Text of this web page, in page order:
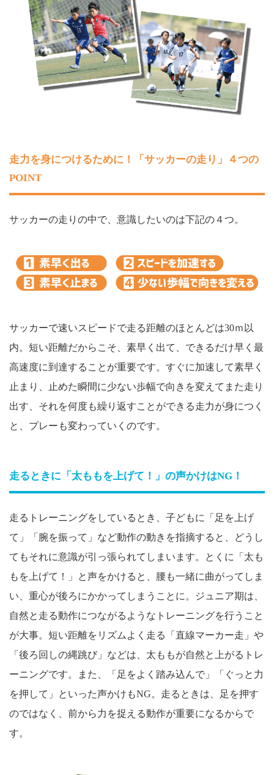
走力を身につけるために！「サッカーの走り」４つの
POINT
サッカーの走りの中で、意識したいのは下記の４つ。
サッカーで速いスピードで走る距離のほとんどは30ｍ以
内。短い距離だからこそ、素早く出て、できるだけ早く最
高速度に到達することが重要です。すぐに加速して素早く
止まり、止めた瞬間に少ない歩幅で向きを変えてまた走り
出す、それを何度も繰り返すことができる走力が身につく
と、プレーも変わっていくのです。
走るときに「太ももを上げて！」の声かけはNG！
走るトレーニングをしているとき、子どもに「足を上げ
て」「腕を振って」など動作の動きを指摘すると、どうし
てもそれに意識が引っ張られてしまいます。とくに「太も
もを上げて！」と声をかけると、腰も一緒に曲がってしま
い、重心が後ろにかかってしまうことに。ジュニア期は、
自然と走る動作につながるようなトレーニングを行うこと
が大事。短い距離をリズムよく走る「直線マーカー走」や
「後ろ回しの縄跳び」などは、太ももが自然と上がるトレ
ーニングです。また、「足をよく踏み込んで」「ぐっと力
を押して」といった声かけもNG。走るときは、足を押す
のではなく、前から力を捉える動作が重要になるからで
す。